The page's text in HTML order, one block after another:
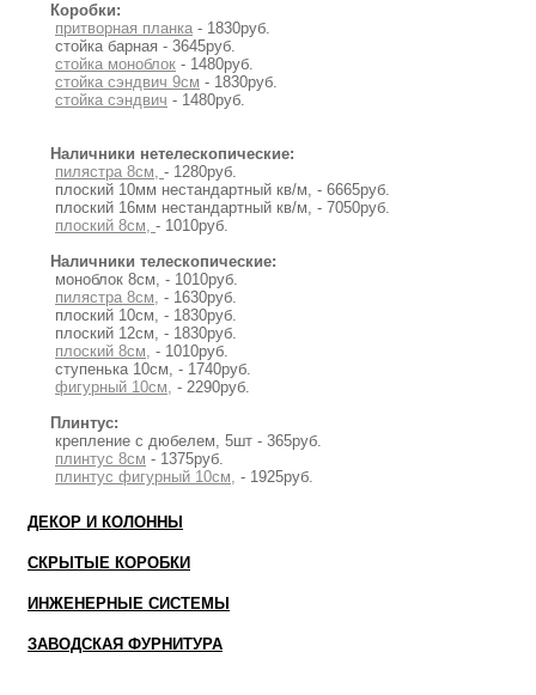
Коробки:
притворная планка - 1830руб.
стойка барная - 3645руб.
стойка моноблок - 1480руб.
стойка сэндвич 9см - 1830руб.
стойка сэндвич - 1480руб.
Наличники нетелескопические:
пилястра 8см, - 1280руб.
плоский 10мм нестандартный кв/м, - 6665руб.
плоский 16мм нестандартный кв/м, - 7050руб.
плоский 8см, - 1010руб.
Наличники телескопические:
моноблок 8см, - 1010руб.
пилястра 8см, - 1630руб.
плоский 10см, - 1830руб.
плоский 12см, - 1830руб.
плоский 8см, - 1010руб.
ступенька 10см, - 1740руб.
фигурный 10см, - 2290руб.
Плинтус:
крепление с дюбелем, 5шт - 365руб.
плинтус 8см - 1375руб.
плинтус фигурный 10см, - 1925руб.
ДЕКОР И КОЛОННЫ
СКРЫТЫЕ КОРОБКИ
ИНЖЕНЕРНЫЕ СИСТЕМЫ
ЗАВОДСКАЯ ФУРНИТУРА